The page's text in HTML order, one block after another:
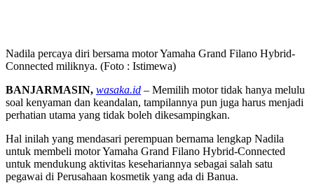
Nadila percaya diri bersama motor Yamaha Grand Filano Hybrid-
Connected miliknya. (Foto : Istimewa)
BANJARMASIN, wasaka.id – Memilih motor tidak hanya melulu
soal kenyaman dan keandalan, tampilannya pun juga harus menjadi
perhatian utama yang tidak boleh dikesampingkan.
Hal inilah yang mendasari perempuan bernama lengkap Nadila
untuk membeli motor Yamaha Grand Filano Hybrid-Connected
untuk mendukung aktivitas kesehariannya sebagai salah satu
pegawai di Perusahaan kosmetik yang ada di Banua.